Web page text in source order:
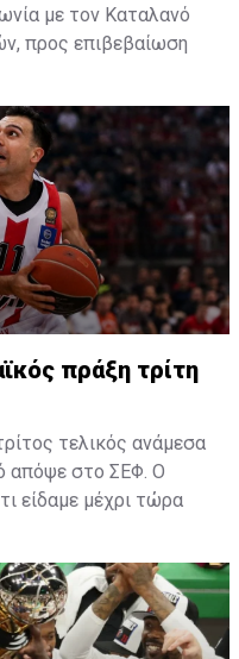
με τον Καταλανό
προς επιβεβαίωση
ονόματα
πάγκο της "Ένωσης".
μεταξύ άλλων
Μάλαγα και μία
προσπαθήσει να
πράξη τρίτη
τελικός ανάμεσα
απόψε στο ΣΕΦ. Ο
είδαμε μέχρι τώρα
τελικούς της
από το SPORT24)
"σκούπισμα" από τον
Είναι η σθεναρή